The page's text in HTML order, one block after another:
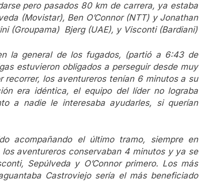
pero pasados 80 km de carrera, ya estaba
(Movistar), Ben O’Connor (NTT) y Jonathan
(Groupama) Bjerg (UAE), y Visconti (Bardiani)
la general de los fugados, (partió a 6:43 de
estuvieron obligados a perseguir desde muy
los aventureros tenían 6 minutos a su
era idéntica, el equipo del líder no lograba
a nadie le interesaba ayudarles, si querían
acompañando el último tramo, siempre en
aventureros conservaban 4 minutos y ya se
Sepúlveda y O’Connor primero. Los más
Castroviejo sería el más beneficiado